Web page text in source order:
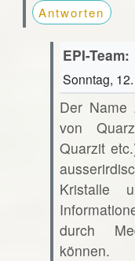
Antworten
EPI-Team:
Sonntag,
Der Name
von
Quarzit
Kristalle
durch
können.